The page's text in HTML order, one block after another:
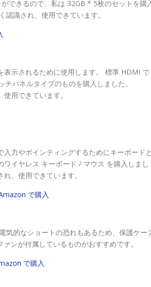
できるので、私は 32GB * 5枚のセットを購
認識され、使用できています。
表示されるために使用します。 標準 HDMI で
パネルタイプのものを購入しました。
用できています。
入力やポインティングするためにキーボード
イヤレス キーボード / マウス を購入しまし
、使用できています。
で購入
気的なショートの恐れもあるため、保護ケー
ンが付属しているものがおすすめです。
で購入